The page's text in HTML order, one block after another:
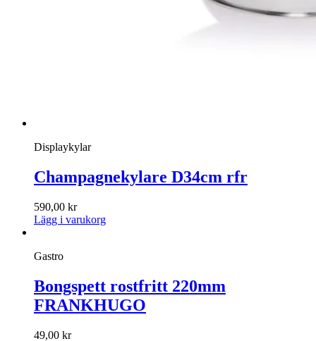
Displaykylar
Champagnekylare D34cm rfr
590,00 kr
Lägg i varukorg
Gastro
Bongspett rostfritt 220mm
FRANKHUGO
49,00 kr